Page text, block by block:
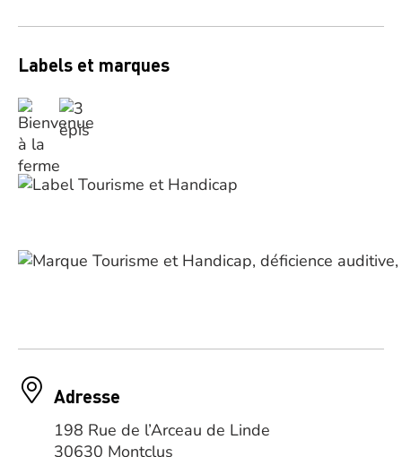
Labels et marques
Adresse
198 Rue de l’Arceau de Linde
30630 Montclus